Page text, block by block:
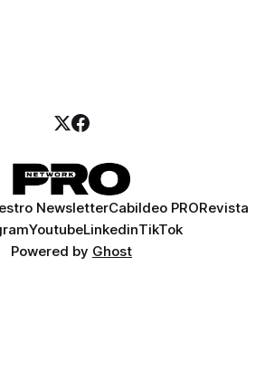
NewsletterCabildeo PRORevista
YoutubeLinkedinTikTok
Powered by Ghost